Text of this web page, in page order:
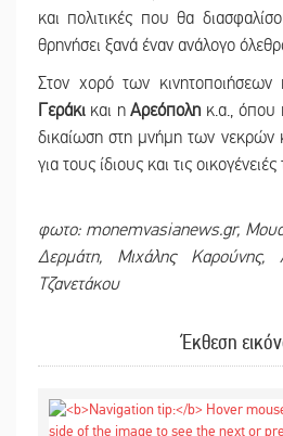
και πολιτικές που θα
θρηνήσει ξανά έναν ανάλογο
Στον χορό των
Γεράκι και ηΑρεόπολη κ.α., όπου
δικαίωση στη μνήμη των νεκρών
για τους ίδιους και τις
φωτο: monemvasianews.gr,
Δερμάτη, Μιχάλης Καρούνης,
Τζανετάκου
Έκθεση